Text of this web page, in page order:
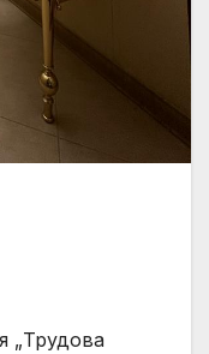
„Трудова